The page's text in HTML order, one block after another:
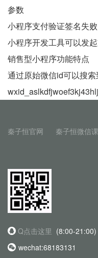
参数
小程序支付验证签名失
小程序开发工具可以发
销售型小程序功能特点
通过原始微信id可以搜索
秦子恒官网 秦子恒微信
Q点击这里 (8:00-21:00)
wechat:68183131